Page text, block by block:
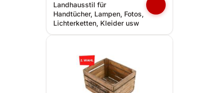
Landhausstil für
Handtücher, Lampen, Fotos,
Lichterketten, Kleider usw